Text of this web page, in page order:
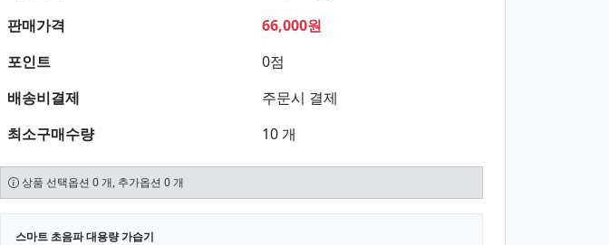
판매가격
66,000원
포인트
0점
배송비결제
주문시 결제
최소구매수량
10 개
상품 선택옵션 0 개, 추가옵션 0 개
선택된 옵션
스마트 초음파 대용량 가습기